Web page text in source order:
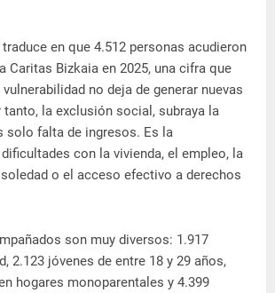
en que 4.512 personas acudieron
Caritas Bizkaia en 2025, una cifra que
no deja de generar nuevas
la exclusión social, subraya la
solo falta de ingresos. Es la
con la vivienda, el empleo, la
o el acceso efectivo a derechos
son muy diversos: 1.917
2.123 jóvenes de entre 18 y 29 años,
hogares monoparentales y 4.399